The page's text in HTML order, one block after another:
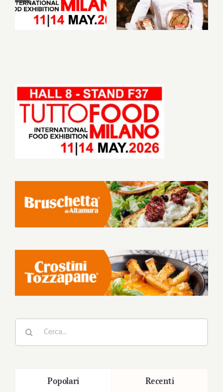
TUTTOFOOD
Milano
della panificazione
altamurana
incontra
Cerca
per:
Popolari Recenti